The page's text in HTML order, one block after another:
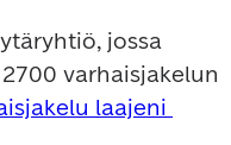
jossa
varhaisjakelun
laajeni